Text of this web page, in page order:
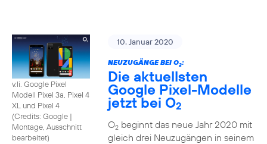
v.li. Google Pixel
Modell Pixel 3a, Pixel 4
XL und Pixel 4
(Credits: Google |
Montage, Ausschnitt
bearbeitet)
10. Januar 2020
NEUZUGÄNGE BEI O2:
Die aktuellsten
Google Pixel-Modelle
jetzt bei O2
O2beginnt das neue Jahr 2020 mit
gleich drei Neuzugängen in seinem